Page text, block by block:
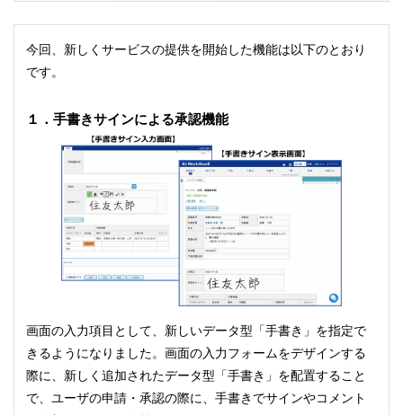
今回、新しくサービスの提供を開始した機能は以下のとおり
です。
１．手書きサインによる承認機能
画面の入力項目として、新しいデータ型「手書き」を指定で
きるようになりました。画面の入力フォームをデザインする
際に、新しく追加されたデータ型「手書き」を配置すること
で、ユーザの申請・承認の際に、手書きでサインやコメント